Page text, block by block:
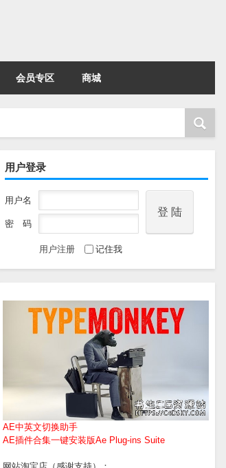
会员专区 商城
用户登录
用户名
密 码
用户注册 记住我
AE中英文切换助手
AE插件合集一键安装版Ae Plug-ins Suite